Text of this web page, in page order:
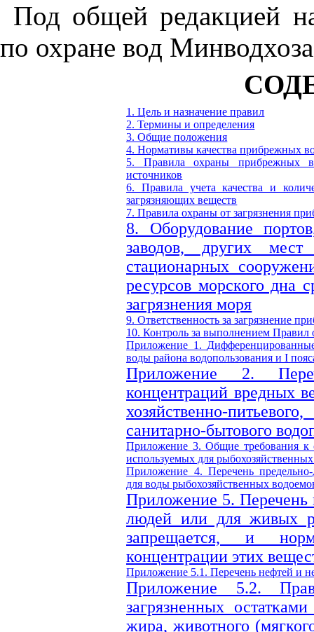
Под общей редакцией н
по охране вод Минводхоз
1. Цель и назначение правил
2. Термины и определения
3. Общие положения
4. Нормативы качества прибрежных
5. Правила охраны прибрежных
источников
6. Правила учета качества и
загрязняющих веществ
7. Правила охраны от загрязнения
8. Оборудование
заводов, других
стационарных
ресурсов морского дна
загрязнения моря
9. Ответственность за загрязнение
10. Контроль за выполнением
Приложение 1.
воды района водопользования иI
Приложение 2.
концентраций вредных
хозяйственно-
санитарно-бытового
Приложение 3.Общие требования к
используемых для
Приложение 4. Перечень
для воды рыбохозяйственных
Приложение 5.Перечень
людей или для живых
запрещается, и
концентрации этих
Приложение 5.1.Перечень нефтей и
Приложение 5.2.
загрязненных
жира, животного